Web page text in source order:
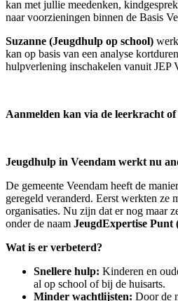
kan met jullie meedenken,
naar voorzieningen binnen de Basis
Suzanne (Jeugdhulp op school)
kan op basis van een analyse
hulpverlening inschakelen vanuit JEP
Aanmelden kan via de leerkracht
Jeugdhulp in Veendam werkt nu
De gemeente Veendam heeft de
geregeld veranderd. Eerst werkten ze
organisaties. Nu zijn dat er nog maar
onder de naam JeugdExpertise Punt
Wat is er verbeterd?
Snellere hulp: Kinderen en
al op school of bij de huisarts.
Minder wachtlijsten: Door de